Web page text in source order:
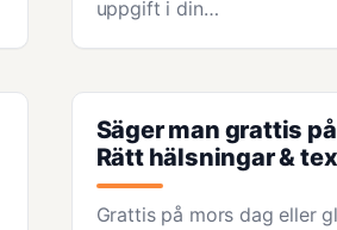
uppgift i din…
Säger man grattis
Rätt hälsningar &
Grattis på mors dag eller